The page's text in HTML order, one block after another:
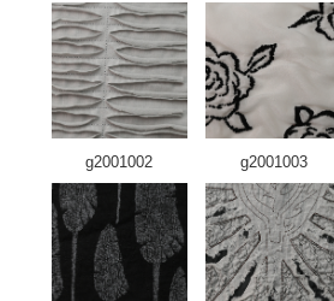
g2001002 g2001003